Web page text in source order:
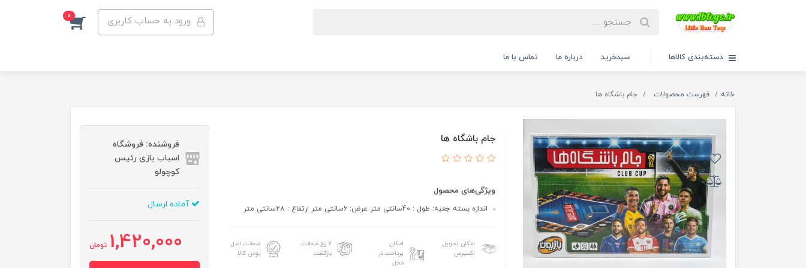
ورود به حساب کاربری 0
دسته‌بندی کالاها سبدخرید درباره ما تماس با ما
خانه فهرست محصولات جام باشگاه ها
جام باشگاه ها
ویژگی‌های محصول
اندازه بسته جعبه: طول : 40سانتی متر عرض: 6سانتی متر ارتفاع : 28سانتی متر
امکان تحویل
اکسپرس
امکان
پرداخت در
محل
۷ روز ضمانت
بازگشت
ضمانت اصل
بودن کالا
فروشنده: فروشگاه
اسباب بازی رئیس
کوچولو
آماده ارسال
1,420,000 تومان